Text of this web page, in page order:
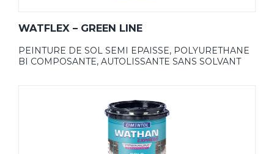
WATFLEX – GREEN LINE
PEINTURE DE SOL SEMI EPAISSE, POLYURETHANE
BI COMPOSANTE, AUTOLISSANTE SANS SOLVANT